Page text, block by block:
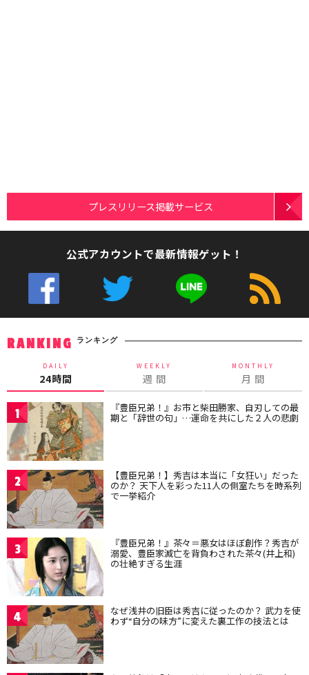
プレスリリース掲載サービス
公式アカウントで最新情報ゲット！
RANKING ランキング
DAILY
24時間
WEEKLY
週 間
MONTHLY
月 間
1 『豊臣兄弟！』お市と柴田勝家、自刃しての最
期と「辞世の句」…運命を共にした２人の悲劇
2 【豊臣兄弟！】秀吉は本当に「女狂い」だった
のか？ 天下人を彩った11人の側室たちを時系列
で一挙紹介
3 『豊臣兄弟！』茶々＝悪女はほぼ創作？秀吉が
溺愛、豊臣家滅亡を背負わされた茶々(井上和)
の壮絶すぎる生涯
4 なぜ浅井の旧臣は秀吉に従ったのか？ 武力を使
わず“自分の味方”に変えた裏工作の技法とは